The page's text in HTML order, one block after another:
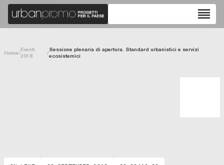
reorder
Home/
Eventi
2018
/
Sessione plenaria di apertura. Standard urbanistici e servizi
ecosistemici